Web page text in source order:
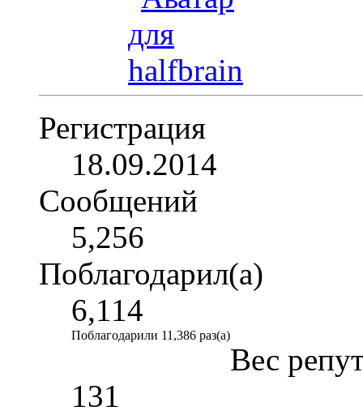
Регистрация
18.09.2014
Сообщений
5,256
Поблагодарил(а)
6,114
Поблагодарили 11,386 раз(а)
Вес
131